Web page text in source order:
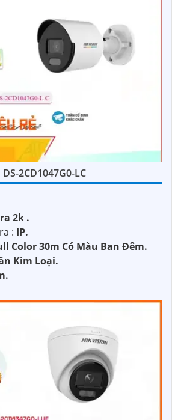
2CD1047G0-LC
2k .
: IP.
Color 30m Có Màu Ban Đêm.
Kim Loại.